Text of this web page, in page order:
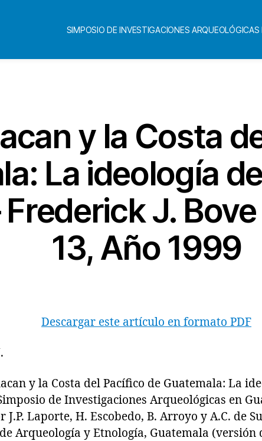
SIMPOSIO DE INVESTIGACIONES
y la Costa
La ideología
J.
13, Año 1999
Descargar este artículo en formato PDF
y la Costa del Pacífico de Guatemala: La
de Investigaciones Arqueológicas en
J.P. Laporte, H. Escobedo, B. Arroyo y A.C. de
Arqueología y Etnología, Guatemala (versión